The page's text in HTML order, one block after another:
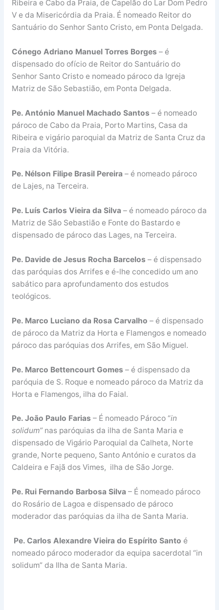
Ribeira e Cabo da Praia, de Capelão do Lar Dom Pedro
V e da Misericórdia da Praia. É nomeado Reitor do
Santuário do Senhor Santo Cristo, em Ponta Delgada.
Cónego Adriano Manuel Torres Borges – é
dispensado do ofício de Reitor do Santuário do
Senhor Santo Cristo e nomeado pároco da Igreja
Matriz de São Sebastião, em Ponta Delgada.
Pe. António Manuel Machado Santos – é nomeado
pároco de Cabo da Praia, Porto Martins, Casa da
Ribeira e vigário paroquial da Matriz de Santa Cruz da
Praia da Vitória.
Pe. Nélson Filipe Brasil Pereira – é nomeado pároco
de Lajes, na Terceira.
Pe. Luís Carlos Vieira da Silva – é nomeado pároco da
Matriz de São Sebastião e Fonte do Bastardo e
dispensado de pároco das Lages, na Terceira.
Pe. Davide de Jesus Rocha Barcelos – é dispensado
das paróquias dos Arrifes e é-lhe concedido um ano
sabático para aprofundamento dos estudos
teológicos.
Pe. Marco Luciano da Rosa Carvalho – é dispensado
de pároco da Matriz da Horta e Flamengos e nomeado
pároco das paróquias dos Arrifes, em São Miguel.
Pe. Marco Bettencourt Gomes – é dispensado da
paróquia de S. Roque e nomeado pároco da Matriz da
Horta e Flamengos, ilha do Faial.
Pe. João Paulo Farias – É nomeado Pároco “in
solidum”nas paróquias da ilha de Santa Maria e
dispensado de Vigário Paroquial da Calheta, Norte
grande, Norte pequeno, Santo António e curatos da
Caldeira e Fajã dos Vimes, ilha de São Jorge.
Pe. Rui Fernando Barbosa Silva – É nomeado pároco
do Rosário de Lagoa e dispensado de pároco
moderador das paróquias da ilha de Santa Maria.
Pe. Carlos Alexandre Vieira do Espírito Santo é
nomeado pároco moderador da equipa sacerdotal “in
solidum” da Ilha de Santa Maria.